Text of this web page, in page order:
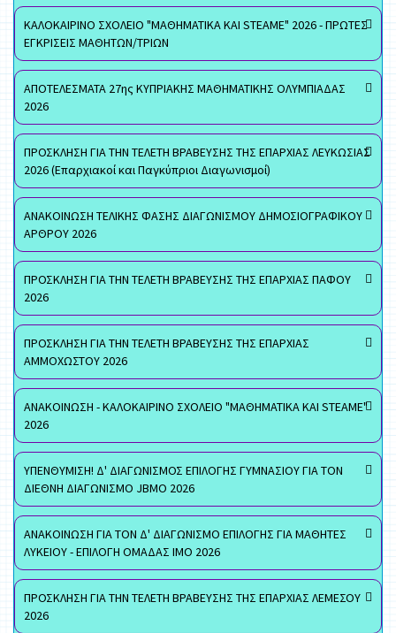
ΚΑΛΟΚΑΙΡΙΝΟ ΣΧΟΛΕΙΟ "ΜΑΘΗΜΑΤΙΚΑ ΚΑΙ STEAME" 2026 - ΠΡΩΤΕΣ
ΕΓΚΡΙΣΕΙΣ ΜΑΘΗΤΩΝ/ΤΡΙΩΝ
ΑΠΟΤΕΛΕΣΜΑΤΑ 27ης ΚΥΠΡΙΑΚΗΣ ΜΑΘΗΜΑΤΙΚΗΣ ΟΛΥΜΠΙΑΔΑΣ
2026
ΠΡΟΣΚΛΗΣΗ ΓΙΑ ΤΗΝ ΤΕΛΕΤΗ ΒΡΑΒΕΥΣΗΣ ΤΗΣ ΕΠΑΡΧΙΑΣ ΛΕΥΚΩΣΙΑΣ
2026 (Επαρχιακοί και Παγκύπριοι Διαγωνισμοί)
ΑΝΑΚΟΙΝΩΣΗ ΤΕΛΙΚΗΣ ΦΑΣΗΣ ΔΙΑΓΩΝΙΣΜΟΥ ΔΗΜΟΣΙΟΓΡΑΦΙΚΟΥ
ΑΡΘΡΟΥ 2026
ΠΡΟΣΚΛΗΣΗ ΓΙΑ ΤΗΝ ΤΕΛΕΤΗ ΒΡΑΒΕΥΣΗΣ ΤΗΣ ΕΠΑΡΧΙΑΣ ΠΑΦΟΥ
2026
ΠΡΟΣΚΛΗΣΗ ΓΙΑ ΤΗΝ ΤΕΛΕΤΗ ΒΡΑΒΕΥΣΗΣ ΤΗΣ ΕΠΑΡΧΙΑΣ
ΑΜΜΟΧΩΣΤΟΥ 2026
ΑΝΑΚΟΙΝΩΣΗ - ΚΑΛΟΚΑΙΡΙΝΟ ΣΧΟΛΕΙΟ "ΜΑΘΗΜΑΤΙΚΑ ΚΑΙ STEAME"
2026
ΥΠΕΝΘΥΜΙΣΗ! Δ' ΔΙΑΓΩΝΙΣΜΟΣ ΕΠΙΛΟΓΗΣ ΓΥΜΝΑΣΙΟΥ ΓΙΑ ΤΟΝ
ΔΙΕΘΝΗ ΔΙΑΓΩΝΙΣΜΟ JBMO 2026
ΑΝΑΚΟΙΝΩΣΗ ΓΙΑ ΤΟΝ Δ' ΔΙΑΓΩΝΙΣΜΟ ΕΠΙΛΟΓΗΣ ΓΙΑ ΜΑΘΗΤΕΣ
ΛΥΚΕΙΟΥ - ΕΠΙΛΟΓΗ ΟΜΑΔΑΣ ΙΜΟ 2026
ΠΡΟΣΚΛΗΣΗ ΓΙΑ ΤΗΝ ΤΕΛΕΤΗ ΒΡΑΒΕΥΣΗΣ ΤΗΣ ΕΠΑΡΧΙΑΣ ΛΕΜΕΣΟΥ
2026